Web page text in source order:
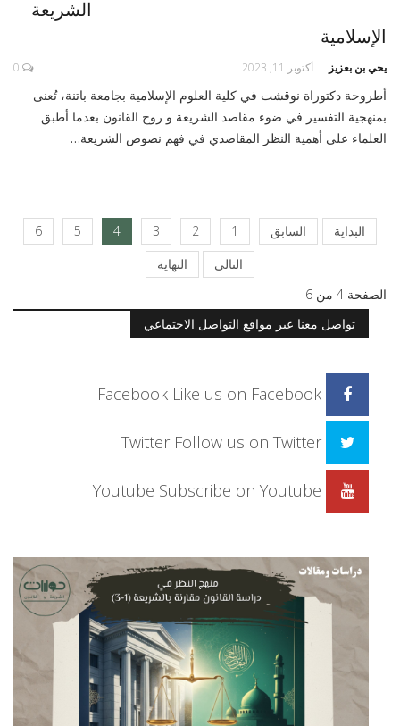
الشريعة
الإسلامية
يحي بن بعزيز أكتوبر 11, 2023 0
أطروحة دكتوراة نوقشت في كلية العلوم الإسلامية بجامعة باتنة، تُعنى
بمنهجية التفسير في ضوء مقاصد الشريعة و روح القانون بعدما أطبق
العلماء على أهمية النظر المقاصدي في فهم نصوص الشريعة…
البداية السابق 1
2
3
4
5
6
التالي
النهاية
الصفحة 4 من 6
تواصل معنا عبر مواقع التواصل الاجتماعي
Facebook Like us on Facebook
Twitter Follow us on Twitter
Youtube Subscribe on Youtube